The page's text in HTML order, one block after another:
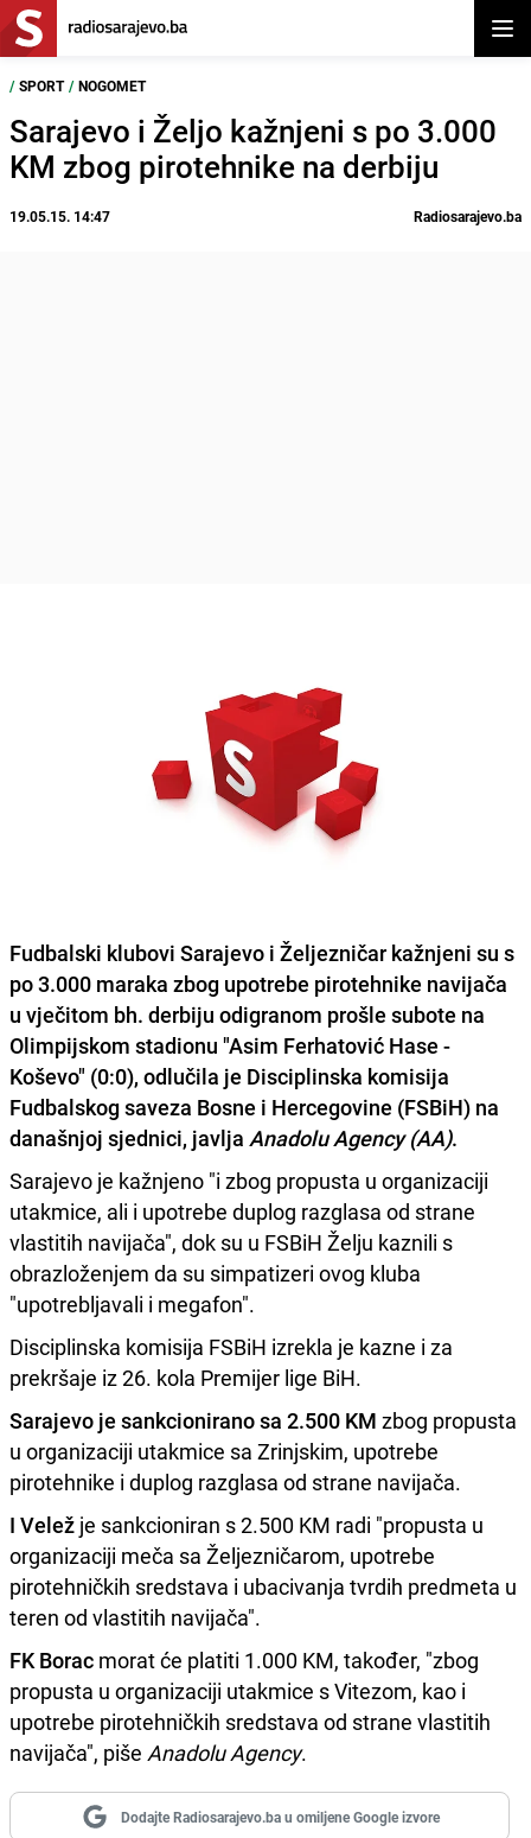
/ SPORT / NOGOMET
Sarajevo i Željo kažnjeni s po 3.000
KM zbog pirotehnike na derbiju
19.05.15. 14:47 Radiosarajevo.ba
Fudbalski klubovi Sarajevo i Željezničar kažnjeni su s
po 3.000 maraka zbog upotrebe pirotehnike navijača
u vječitom bh. derbiju odigranom prošle subote na
Olimpijskom stadionu "Asim Ferhatović Hase -
Koševo" (0:0), odlučila je Disciplinska komisija
Fudbalskog saveza Bosne i Hercegovine (FSBiH) na
današnjoj sjednici, javlja Anadolu Agency (AA).
Sarajevo je kažnjeno "i zbog propusta u organizaciji
utakmice, ali i upotrebe duplog razglasa od strane
vlastitih navijača", dok su u FSBiH Želju kaznili s
obrazloženjem da su simpatizeri ovog kluba
"upotrebljavali i megafon".
Disciplinska komisija FSBiH izrekla je kazne i za
prekršaje iz 26. kola Premijer lige BiH.
Sarajevo je sankcionirano sa 2.500 KM zbog propusta
u organizaciji utakmice sa Zrinjskim, upotrebe
pirotehnike i duplog razglasa od strane navijača.
I Velež je sankcioniran s 2.500 KM radi "propusta u
organizaciji meča sa Željezničarom, upotrebe
pirotehničkih sredstava i ubacivanja tvrdih predmeta u
teren od vlastitih navijača".
FK Borac morat će platiti 1.000 KM, također, "zbog
propusta u organizaciji utakmice s Vitezom, kao i
upotrebe pirotehničkih sredstava od strane vlastitih
navijača", piše Anadolu Agency.
Dodajte Radiosarajevo.ba u omiljene Google izvore